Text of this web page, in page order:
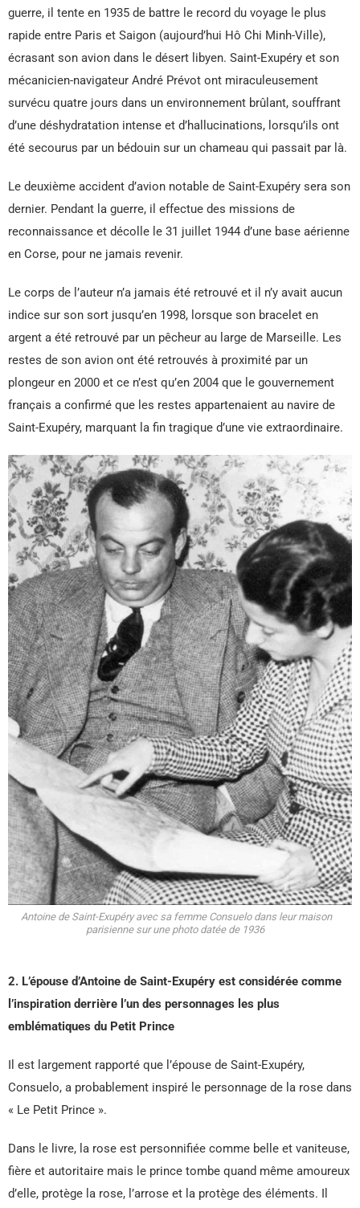
guerre, il tente en 1935 de battre le record du voyage le plus
rapide entre Paris et Saigon (aujourd’hui Hô Chi Minh-Ville),
écrasant son avion dans le désert libyen. Saint-Exupéry et son
mécanicien-navigateur André Prévot ont miraculeusement
survécu quatre jours dans un environnement brûlant, souffrant
d’une déshydratation intense et d’hallucinations, lorsqu’ils ont
été secourus par un bédouin sur un chameau qui passait par là.
Le deuxième accident d’avion notable de Saint-Exupéry sera son
dernier. Pendant la guerre, il effectue des missions de
reconnaissance et décolle le 31 juillet 1944 d’une base aérienne
en Corse, pour ne jamais revenir.
Le corps de l’auteur n’a jamais été retrouvé et il n’y avait aucun
indice sur son sort jusqu’en 1998, lorsque son bracelet en
argent a été retrouvé par un pêcheur au large de Marseille. Les
restes de son avion ont été retrouvés à proximité par un
plongeur en 2000 et ce n’est qu’en 2004 que le gouvernement
français a confirmé que les restes appartenaient au navire de
Saint-Exupéry, marquant la fin tragique d’une vie extraordinaire.
Antoine de Saint-Exupéry avec sa femme Consuelo dans leur maison
parisienne sur une photo datée de 1936
2. L’épouse d’Antoine de Saint-Exupéry est considérée comme
l’inspiration derrière l’un des personnages les plus
emblématiques du Petit Prince
Il est largement rapporté que l’épouse de Saint-Exupéry,
Consuelo, a probablement inspiré le personnage de la rose dans
« Le Petit Prince ».
Dans le livre, la rose est personnifiée comme belle et vaniteuse,
fière et autoritaire mais le prince tombe quand même amoureux
d’elle, protège la rose, l’arrose et la protège des éléments. Il